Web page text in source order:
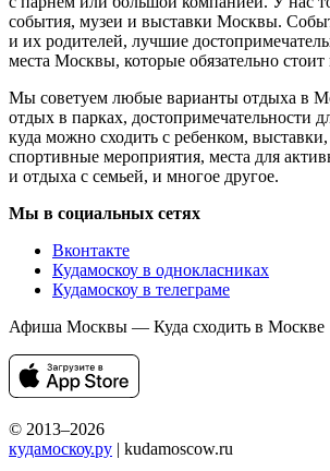
события, музеи и выставки Москвы.
и их родителей, лучшие
места Москвы, которые обязательно стоит
Мы советуем любые варианты отдыха в
отдых в парках, достопримечательности
куда можно сходить с ребенком,
спортивные мероприятия, места для
и отдыха с семьей, и многое другое.
Мы в социальных сетях
Вконтакте
Кудамоскоу в однокласниках
Кудамоскоу в телеграме
Афиша Москвы — Куда сходить в Москве
© 2013–2026
кудамоскоу.ру | kudamoscow.ru